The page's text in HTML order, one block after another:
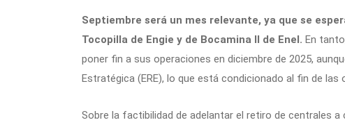
Septiembre será un mes relevante, ya que se
Tocopilla de Engie y de Bocamina II de Enel. En
poner fin a sus operaciones en diciembre de 2025,
Estratégica (ERE), lo que está condicionado al fin de las
Sobre la factibilidad de adelantar el retiro de centrales